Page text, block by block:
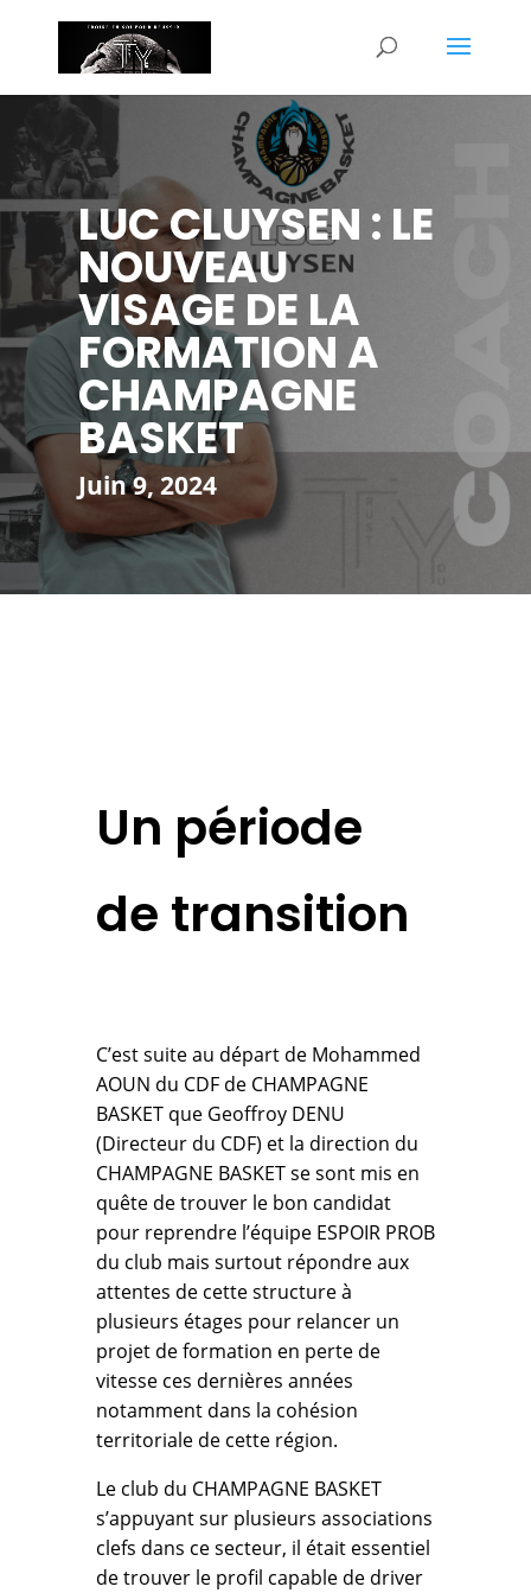
LUC CLUYSEN : LE
NOUVEAU
VISAGE DE LA
FORMATION A
CHAMPAGNE
BASKET
Juin 9, 2024
Un période
de transition
C’est suite au départ de Mohammed
AOUN du CDF de CHAMPAGNE
BASKET que Geoffroy DENU
(Directeur du CDF) et la direction du
CHAMPAGNE BASKET se sont mis en
quête de trouver le bon candidat
pour reprendre l’équipe ESPOIR PROB
du club mais surtout répondre aux
attentes de cette structure à
plusieurs étages pour relancer un
projet de formation en perte de
vitesse ces dernières années
notamment dans la cohésion
territoriale de cette région.
Le club du CHAMPAGNE BASKET
s’appuyant sur plusieurs associations
clefs dans ce secteur, il était essentiel
de trouver le profil capable de driver